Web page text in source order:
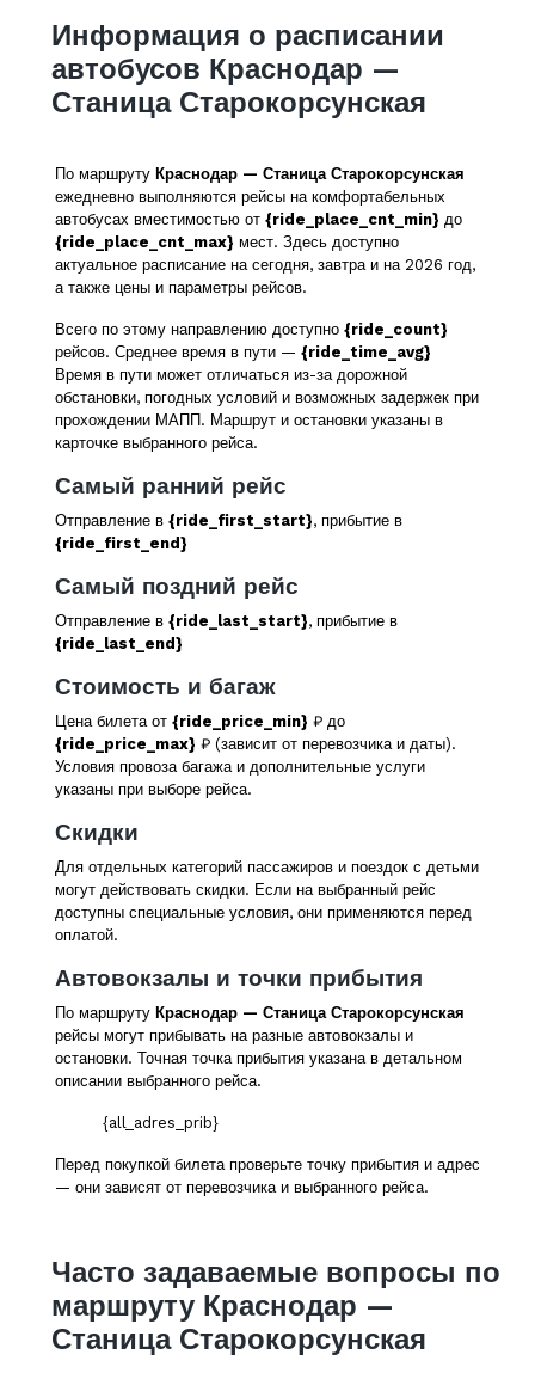
Информация о расписании
автобусов Краснодар —
Станица Старокорсунская
По маршруту Краснодар — Станица Старокорсунская
ежедневно выполняются рейсы на комфортабельных
автобусах вместимостью от {ride_place_cnt_min} до
{ride_place_cnt_max} мест. Здесь доступно
актуальное расписание на сегодня, завтра и на 2026 год,
а также цены и параметры рейсов.
Всего по этому направлению доступно {ride_count}
рейсов. Среднее время в пути — {ride_time_avg}
Время в пути может отличаться из-за дорожной
обстановки, погодных условий и возможных задержек при
прохождении МАПП. Маршрут и остановки указаны в
карточке выбранного рейса.
Самый ранний рейс
Отправление в {ride_first_start}, прибытие в
{ride_first_end}
Самый поздний рейс
Отправление в {ride_last_start}, прибытие в
{ride_last_end}
Стоимость и багаж
Цена билета от {ride_price_min} ₽ до
{ride_price_max} ₽ (зависит от перевозчика и даты).
Условия провоза багажа и дополнительные услуги
указаны при выборе рейса.
Скидки
Для отдельных категорий пассажиров и поездок с детьми
могут действовать скидки. Если на выбранный рейс
доступны специальные условия, они применяются перед
оплатой.
Автовокзалы и точки прибытия
По маршруту Краснодар — Станица Старокорсунская
рейсы могут прибывать на разные автовокзалы и
остановки. Точная точка прибытия указана в детальном
описании выбранного рейса.
{all_adres_prib}
Перед покупкой билета проверьте точку прибытия и адрес
— они зависят от перевозчика и выбранного рейса.
Часто задаваемые вопросы по
маршруту Краснодар —
Станица Старокорсунская